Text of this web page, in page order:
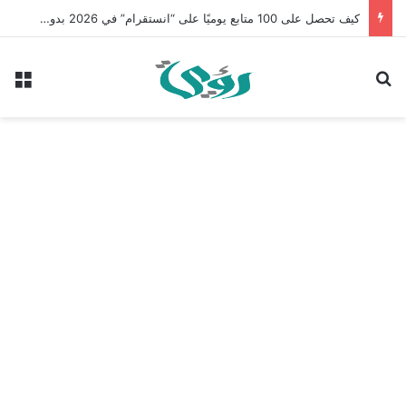
كيف تحصل على 100 متابع يوميًا على “انستقرام” في 2026 بدون إعلانات